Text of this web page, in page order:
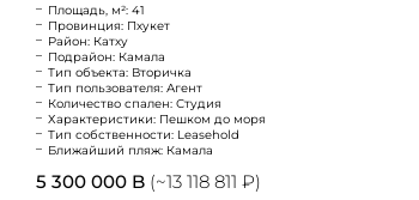
Площадь, м²: 41
Провинция: Пхукет
Район: Катху
Подрайон: Камала
Тип объекта: Вторичка
Тип пользователя: Агент
Количество спален: Студия
Характеристики: Пешком до моря
Тип собственности: Leasehold
Ближайший пляж: Камала
5 300 000 B (~13 118 811 ₽)